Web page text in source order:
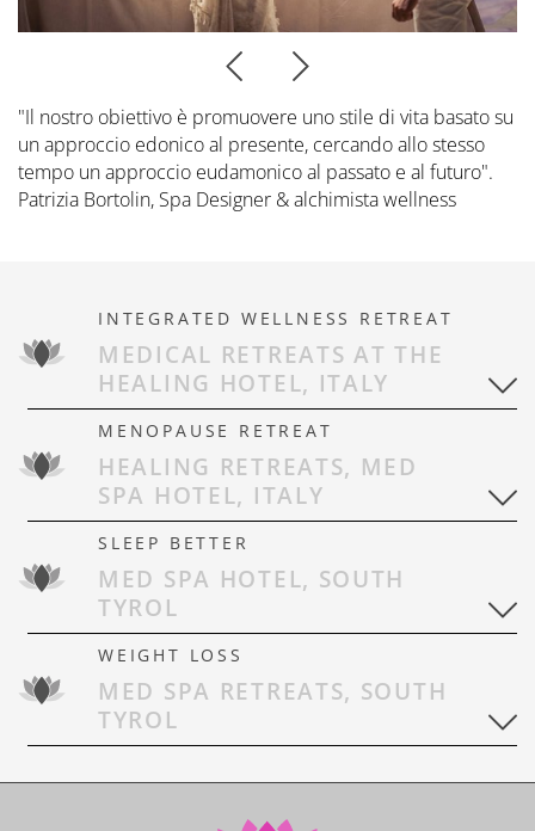
Preferred Hotels & Resorts
Spa & Retreats X2
The Pools
Sauna Tower
Terme
Escursioni & esperienze
Contatti
Prospetti
Prenota ora
CONTATTI
"Il nostro obiettivo è promuovere uno stile di vita basato su
un approccio edonico al presente, cercando allo stesso
tempo un approccio eudamonico al passato e al futuro".
Patrizia Bortolin, Spa Designer & alchimista wellness
INTEGRATED WELLNESS RETREAT
MEDICAL RETREATS AT THE
HEALING HOTEL, ITALY
MENOPAUSE RETREAT
HEALING RETREATS, MED
SPA HOTEL, ITALY
SLEEP BETTER
MED SPA HOTEL, SOUTH
TYROL
WEIGHT LOSS
MED SPA RETREATS, SOUTH
TYROL